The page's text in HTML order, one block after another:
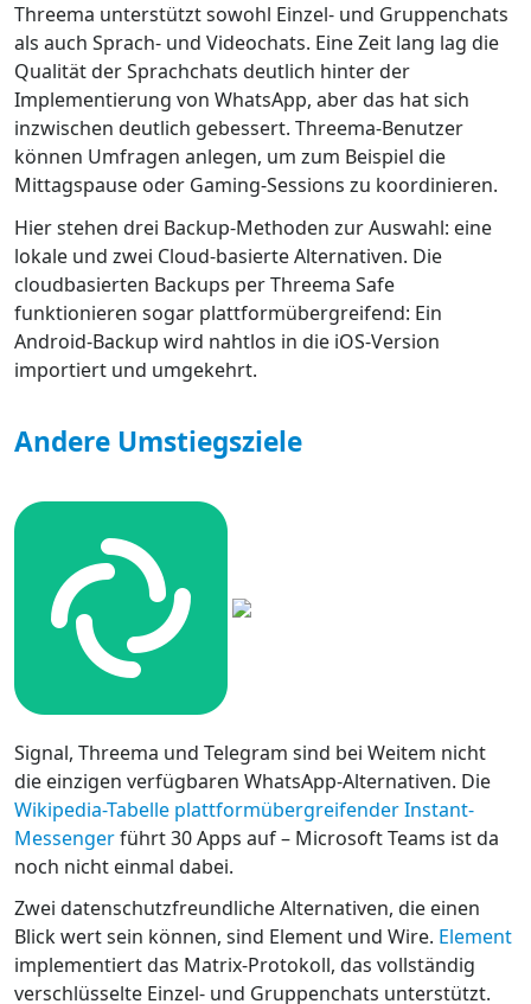
Threema unterstützt sowohl Einzel- und Gruppenchats
als auch Sprach- und Videochats. Eine Zeit lang lag die
Qualität der Sprachchats deutlich hinter der
Implementierung von WhatsApp, aber das hat sich
inzwischen deutlich gebessert. Threema-Benutzer
können Umfragen anlegen, um zum Beispiel die
Mittagspause oder Gaming-Sessions zu koordinieren.
Hier stehen drei Backup-Methoden zur Auswahl: eine
lokale und zwei Cloud-basierte Alternativen. Die
cloudbasierten Backups per Threema Safe
funktionieren sogar plattformübergreifend: Ein
Android-Backup wird nahtlos in die iOS-Version
importiert und umgekehrt.
Andere Umstiegsziele
Signal, Threema und Telegram sind bei Weitem nicht
die einzigen verfügbaren WhatsApp-Alternativen. Die
Wikipedia-Tabelle plattformübergreifender Instant-
Messengerführt 30 Apps auf – Microsoft Teams ist da
noch nicht einmal dabei.
Zwei datenschutzfreundliche Alternativen, die einen
Blick wert sein können, sind Element und Wire. Element
implementiert das Matrix-Protokoll, das vollständig
verschlüsselte Einzel- und Gruppenchats unterstützt.